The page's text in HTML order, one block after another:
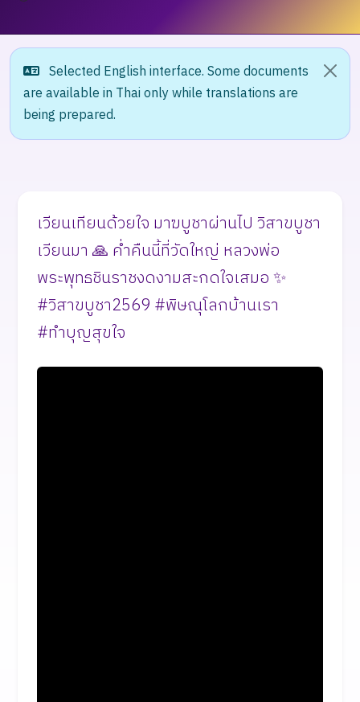
Selected English interface. Some documents
are available in Thai only while translations are
being prepared.
เวียนเทียนด้วยใจ มาฆบูชาผ่านไป วิสาขบูชา
เวียนมา 🙏 ค่ำคืนนี้ที่วัดใหญ่ หลวงพ่อ
พระพุทธชินราชงดงามสะกดใจเสมอ ✨
#วิสาขบูชา2569 #พิษณุโลกบ้านเรา
#ทำบุญสุขใจ